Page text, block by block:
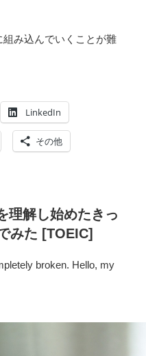
み込んでいくことが難
LinkedIn
その他
理解し始めたきっ
みた [TOEIC]
broken. Hello, my